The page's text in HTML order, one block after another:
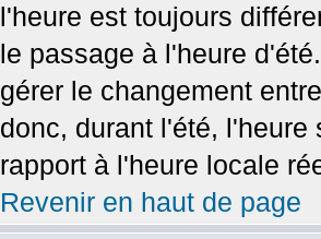
l'heure est toujours
le passage à l'heure
gérer le changement
donc, durant l'été, l'heure
rapport à l'heure locale
Revenir en haut de page